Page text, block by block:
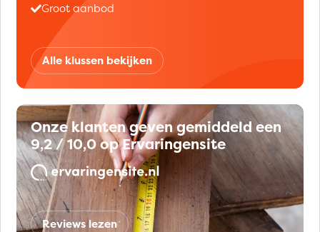
Groot aanbod
Alle klussen bekijken
Onze klanten geven gemiddeld een
9,2 / 10,0 op Ervaringensite
Reviews lezen